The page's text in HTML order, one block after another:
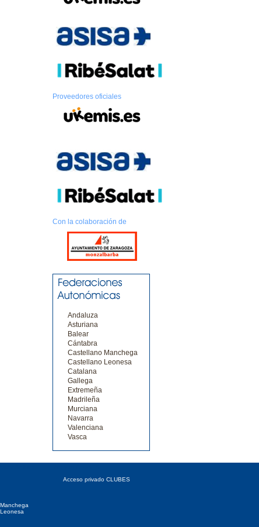
Proveedores oficiales
Con la colaboración de
Andaluza
Asturiana
Balear
Cántabra
Castellano Manchega
Castellano Leonesa
Catalana
Gallega
Extremeña
Madrileña
Murciana
Navarra
Valenciana
Vasca
Acceso privado CLUBES